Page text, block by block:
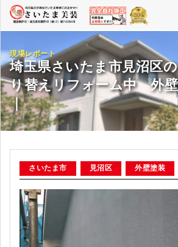
現場レポート
埼玉県さいたま市見沼区
り替えリフォーム中 外
｜
さいたま市 見沼区 外壁塗装